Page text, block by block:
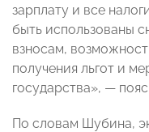
зарплату и все
быть использованы
взносам,
получения льгот и
государства», —
По словам Шубина,